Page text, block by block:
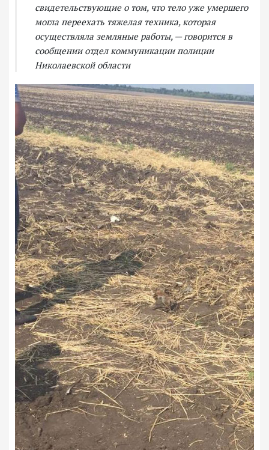
свидетельствующие о том, что тело уже умершего
могла переехать тяжелая техника, которая
осуществляла земляные работы, — говорится в
сообщении отдел коммуникации полиции
Николаевской области